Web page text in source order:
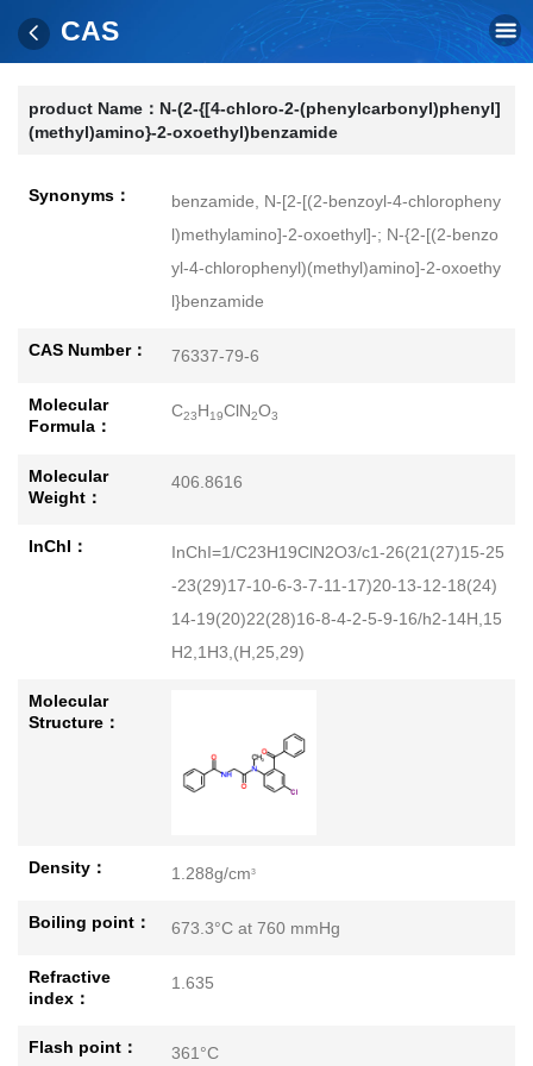
CAS
product Name： N-(2-{[4-chloro-2-(phenylcarbonyl)phenyl]
(methyl)amino}-2-oxoethyl)benzamide
Synonyms：
benzamide, N-[2-[(2-benzoyl-4-chloropheny
l)methylamino]-2-oxoethyl]-; N-{2-[(2-benzo
yl-4-chlorophenyl)(methyl)amino]-2-oxoethy
l}benzamide
CAS Number： 76337-79-6
Molecular
Formula：
C23H19ClN2O3
Molecular
Weight：
406.8616
InChI：
InChI=1/C23H19ClN2O3/c1-26(21(27)15-25
-23(29)17-10-6-3-7-11-17)20-13-12-18(24)
14-19(20)22(28)16-8-4-2-5-9-16/h2-14H,15
H2,1H3,(H,25,29)
Molecular
Structure：
Density： 1.288g/cm3
Boiling point： 673.3°C at 760 mmHg
Refractive
index：
1.635
Flash point： 361°C